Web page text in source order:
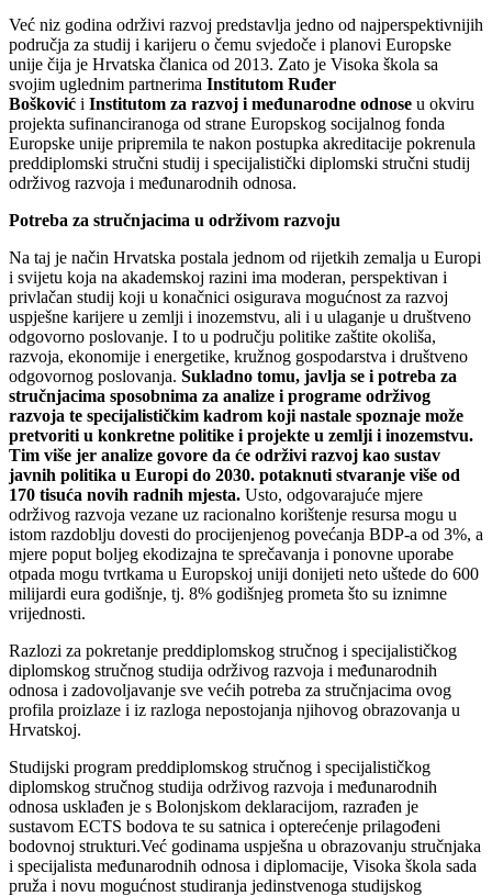
Već niz godina održivi razvoj predstavlja jedno od najperspektivnijih
područja za studij i karijeru o čemu svjedoče i planovi Europske
unije čija je Hrvatska članica od 2013. Zato je Visoka škola sa
svojim uglednim partnerima Institutom Ruđer
Bošković i Institutom za razvoj i međunarodne odnose u okviru
projekta sufinanciranoga od strane Europskog socijalnog fonda
Europske unije pripremila te nakon postupka akreditacije pokrenula
preddiplomski stručni studij i specijalistički diplomski stručni studij
održivog razvoja i međunarodnih odnosa.
Potreba za stručnjacima u održivom razvoju
Na taj je način Hrvatska postala jednom od rijetkih zemalja u Europi
i svijetu koja na akademskoj razini ima moderan, perspektivan i
privlačan studij koji u konačnici osigurava mogućnost za razvoj
uspješne karijere u zemlji i inozemstvu, ali i u ulaganje u društveno
odgovorno poslovanje. I to u području politike zaštite okoliša,
razvoja, ekonomije i energetike, kružnog gospodarstva i društveno
odgovornog poslovanja. Sukladno tomu, javlja se i potreba za
stručnjacima sposobnima za analize i programe održivog
razvoja te specijalističkim kadrom koji nastale spoznaje može
pretvoriti u konkretne politike i projekte u zemlji i inozemstvu.
Tim više jer analize govore da će održivi razvoj kao sustav
javnih politika u Europi do 2030. potaknuti stvaranje više od
170 tisuća novih radnih mjesta. Usto, odgovarajuće mjere
održivog razvoja vezane uz racionalno korištenje resursa mogu u
istom razdoblju dovesti do procijenjenog povećanja BDP-a od 3%, a
mjere poput boljeg ekodizajna te sprečavanja i ponovne uporabe
otpada mogu tvrtkama u Europskoj uniji donijeti neto uštede do 600
milijardi eura godišnje, tj. 8% godišnjeg prometa što su iznimne
vrijednosti.
Razlozi za pokretanje preddiplomskog stručnog i specijalističkog
diplomskog stručnog studija održivog razvoja i međunarodnih
odnosa i zadovoljavanje sve većih potreba za stručnjacima ovog
profila proizlaze i iz razloga nepostojanja njihovog obrazovanja u
Hrvatskoj.
Studijski program preddiplomskog stručnog i specijalističkog
diplomskog stručnog studija održivog razvoja i međunarodnih
odnosa usklađen je s Bolonjskom deklaracijom, razrađen je
sustavom ECTS bodova te su satnica i opterećenje prilagođeni
bodovnoj strukturi.Već godinama uspješna u obrazovanju stručnjaka
i specijalista međunarodnih odnosa i diplomacije, Visoka škola sada
pruža i novu mogućnost studiranja jedinstvenoga studijskog